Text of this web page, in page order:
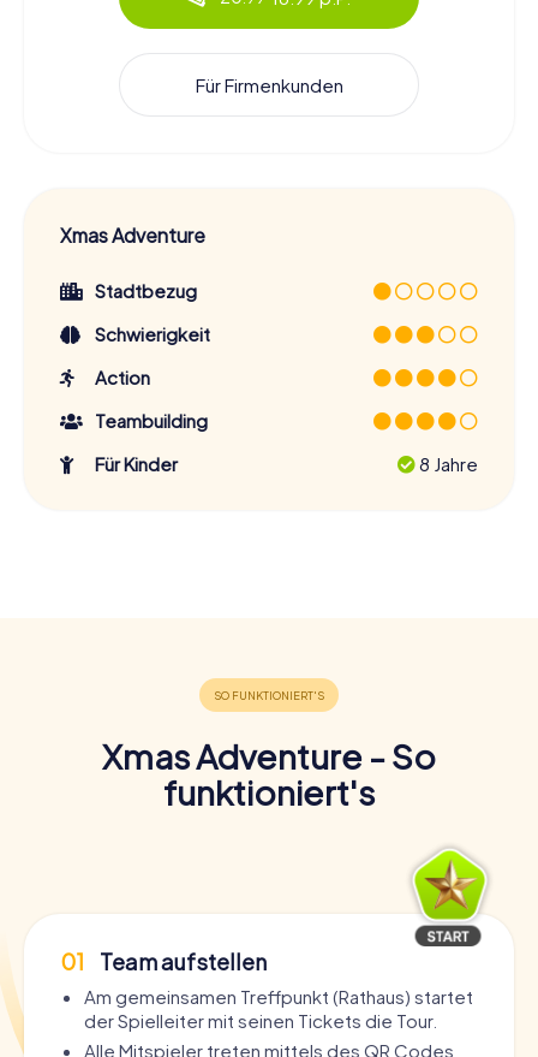
Für Firmenkunden
Xmas Adventure
Stadtbezug
Schwierigkeit
Action
Teambuilding
Für Kinder
8 Jahre
Xmas Adventure - So
funktioniert's
01 Team aufstellen
Am gemeinsamen Treffpunkt (Rathaus) startet
der Spielleiter mit seinen Tickets die Tour.
Alle Mitspieler treten mittels des QR Codes